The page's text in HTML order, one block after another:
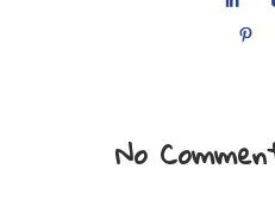
No